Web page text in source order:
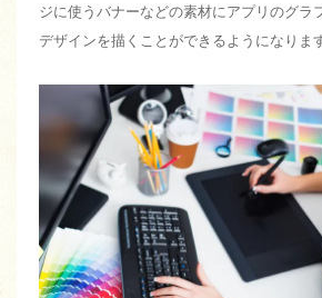
ジに使うバナーなどの素材にアプリのグラ
デザインを描くことができるようになりま